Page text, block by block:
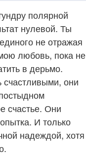
полярной
нулевой. Ты
не отражая
любовь, пока не
в дерьмо.
они
счастье. Они
И только
надеждой, хотя